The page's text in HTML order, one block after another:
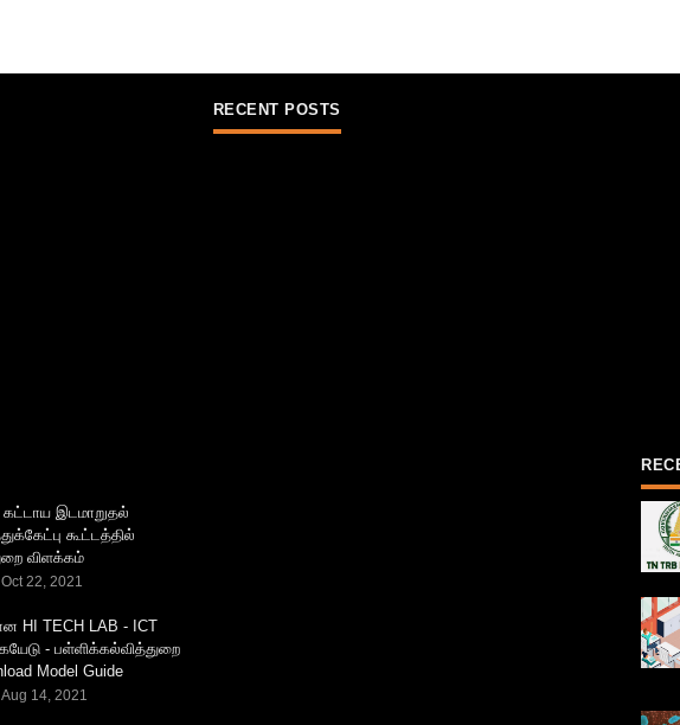
கட்டாய இடமாறுதல்
கூட்டத்தில்
விளக்கம்
Oct 22, 2021
HI TECH LAB - ICT
- பள்ளிக்கல்வித்துறை
Model Guide
Aug 14, 2021
RECENT POSTS